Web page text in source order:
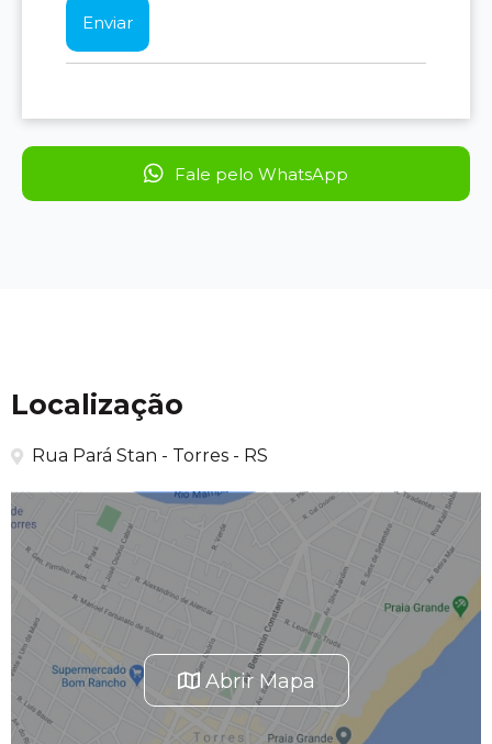
Fale pelo WhatsApp
Localização
Rua Pará Stan - Torres - RS
Abrir Mapa